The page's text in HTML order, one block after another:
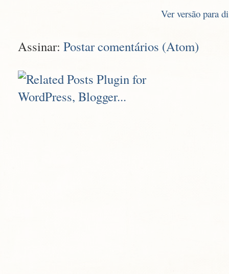
Ver versão para
Assinar: Postar comentários (Atom)